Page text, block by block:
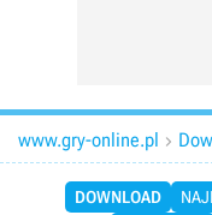
www.gry-online.pl 
DOWNLOAD